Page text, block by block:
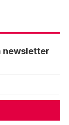
newsletter